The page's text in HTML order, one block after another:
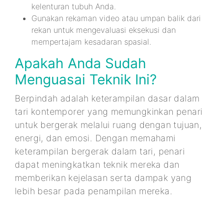
kelenturan tubuh Anda.
Gunakan rekaman video atau umpan balik dari
rekan untuk mengevaluasi eksekusi dan
mempertajam kesadaran spasial.
Apakah Anda Sudah
Menguasai Teknik Ini?
Berpindah adalah keterampilan dasar dalam
tari kontemporer yang memungkinkan penari
untuk bergerak melalui ruang dengan tujuan,
energi, dan emosi. Dengan memahami
keterampilan bergerak dalam tari, penari
dapat meningkatkan teknik mereka dan
memberikan kejelasan serta dampak yang
lebih besar pada penampilan mereka.